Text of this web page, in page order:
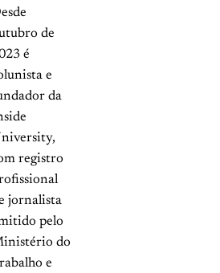
de
é
e
da
registro
jornalista
pelo
do
e